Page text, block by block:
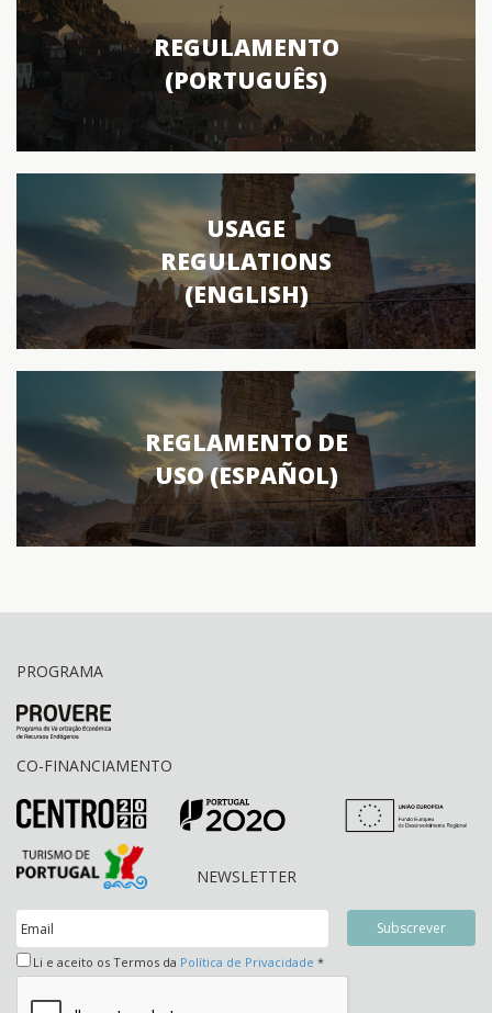
REGULAMENTO
(PORTUGUÊS)
USAGE
REGULATIONS
(ENGLISH)
REGLAMENTO DE
USO (ESPAÑOL)
PROGRAMA
CO-FINANCIAMENTO
NEWSLETTER
Li e aceito os Termos da Política de Privacidade *